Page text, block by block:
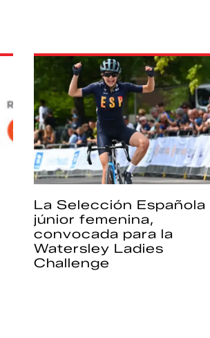
La Selección Española
júnior femenina,
convocada para la
Watersley Ladies
Challenge